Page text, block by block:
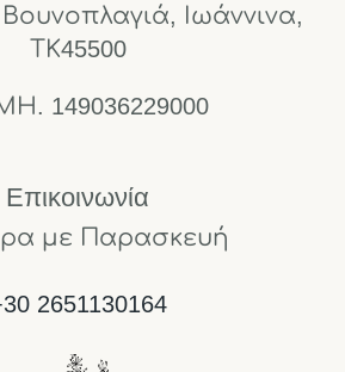
Ιωάννινα,
ΤΚ45500
149036229000
Επικοινωνία
με Παρασκευή
2651130164